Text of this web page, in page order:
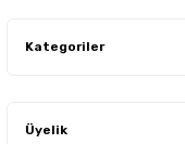
Kategoriler
Üyelik